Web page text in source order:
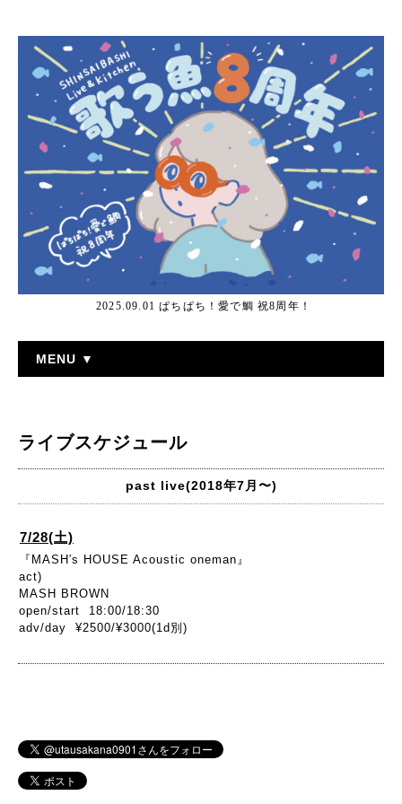
2025.09.01 ぱちぱち！愛で鯛 祝8周年！
MENU ▼
ライブスケジュール
past live(2018年7月〜)
7/28(土)
『MASH′s HOUSE Acoustic oneman』
act)
MASH BROWN
open/start 18:00/18:30
adv/day ¥2500/¥3000(1d別)